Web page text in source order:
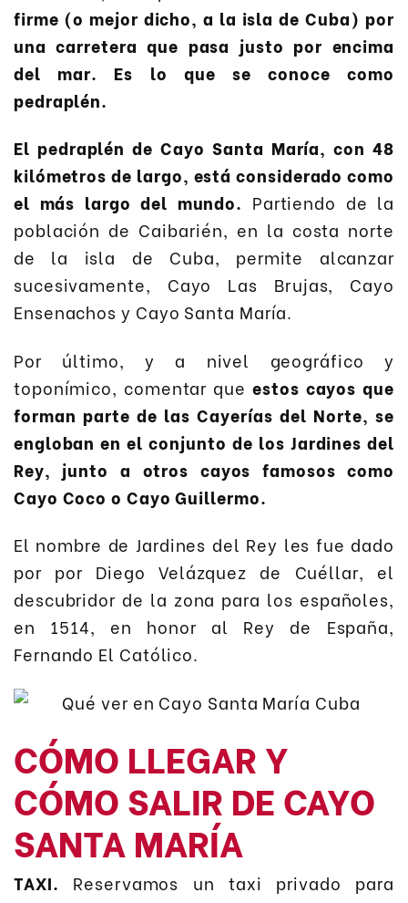
firme (o mejor dicho, a la isla de Cuba) por
una carretera que pasa justo por encima
del mar. Es lo que se conoce como
pedraplén.
El pedraplén de Cayo Santa María, con 48
kilómetros de largo, está considerado como
el más largo del mundo. Partiendo de la
población de Caibarién, en la costa norte
de la isla de Cuba, permite alcanzar
sucesivamente, Cayo Las Brujas, Cayo
Ensenachos y Cayo Santa María.
Por último, y a nivel geográfico y
toponímico, comentar queestos cayos que
forman parte de las Cayerías del Norte, se
engloban en el conjunto de los Jardines del
Rey, junto a otros cayos famosos como
Cayo Coco o Cayo Guillermo.
El nombre de Jardines del Rey les fue dado
por por Diego Velázquez de Cuéllar, el
descubridor de la zona para los españoles,
en 1514, en honor al Rey de España,
Fernando El Católico.
CÓMO LLEGAR Y
CÓMO SALIR DE CAYO
SANTA MARÍA
TAXI. Reservamos un taxi privado para